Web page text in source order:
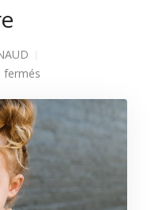
fermés